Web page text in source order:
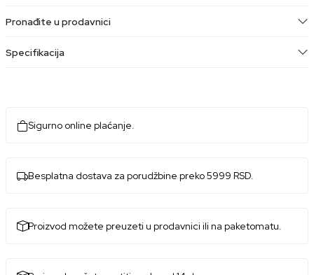
Pronađite u prodavnici
Specifikacija
Sigurno online plaćanje.
Besplatna dostava za porudžbine preko 5999 RSD.
Proizvod možete preuzeti u prodavnici ili na paketomatu.